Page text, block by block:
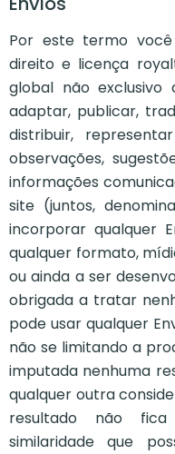
Por este termo
direito e licença
global não exclusivo
adaptar, publicar,
distribuir,
observações,
informações
site (juntos,
incorporar qualquer
qualquer formato,
ou ainda a ser
obrigada a tratar
pode usar qualquer
não se limitando a
imputada nenhuma
qualquer outra
resultado não fica
similaridade que